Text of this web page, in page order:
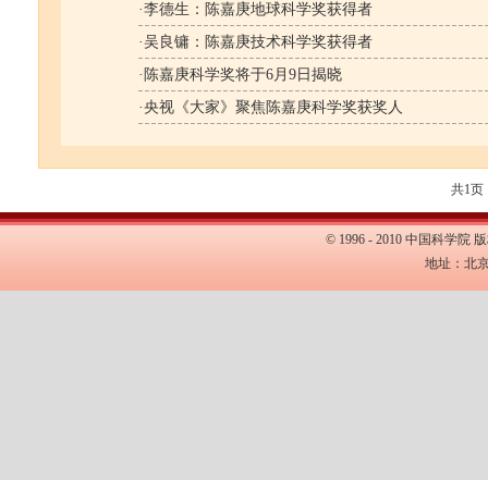
·李德生：陈嘉庚地球科学奖获得者
·吴良镛：陈嘉庚技术科学奖获得者
· 陈嘉庚科学奖将于6月9日揭晓
·央视《大家》聚焦陈嘉庚科学奖获奖人
共1
© 1996 - 2010 中国科学院
地址：北